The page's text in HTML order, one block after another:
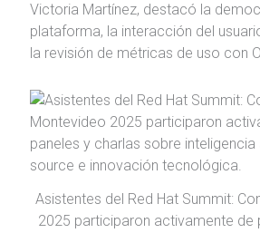
Victoria Martínez, destacó la
plataforma, la interacción del
la revisión de métricas de uso con
Asistentes del Red Hat Summit:
2025 participaron activamente de